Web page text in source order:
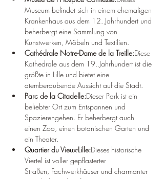
Museum befindet sich in einem ehemaligen
Krankenhaus aus dem 12. Jahrhundert und
beherbergt eine Sammlung von
Kunstwerken, Möbeln und Textilien.
Cathédrale Notre-Dame de la Treille:Diese
Kathedrale aus dem 19. Jahrhundert ist die
größte in Lille und bietet eine
atemberaubende Aussicht auf die Stadt.
Parc de la Citadelle:Dieser Park ist ein
beliebter Ort zum Entspannen und
Spazierengehen. Er beherbergt auch
einen Zoo, einen botanischen Garten und
ein Theater.
Quartier du Vieux-Lille:Dieses historische
Viertel ist voller gepflasterter
Straßen, Fachwerkhäuser und charmanter